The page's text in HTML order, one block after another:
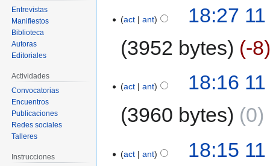
act ant
18:27
3952 bytes
-8
act ant
18:16
3960 bytes
0
act ant
18:15
Entrevistas
Manifiestos
Biblioteca
Autoras
Editoriales
Actividades
Convocatorias
Encuentros
Publicaciones
Redes sociales
Talleres
Instrucciones